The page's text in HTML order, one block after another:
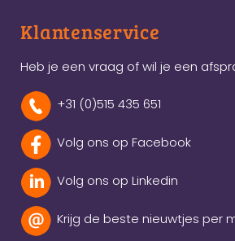
Klantenservice
Heb je een vraag of wil je een
+31 (0)515 435 651
Volg ons op Facebook
Volg ons op Linkedin
Krijg de beste nieuwtjes per